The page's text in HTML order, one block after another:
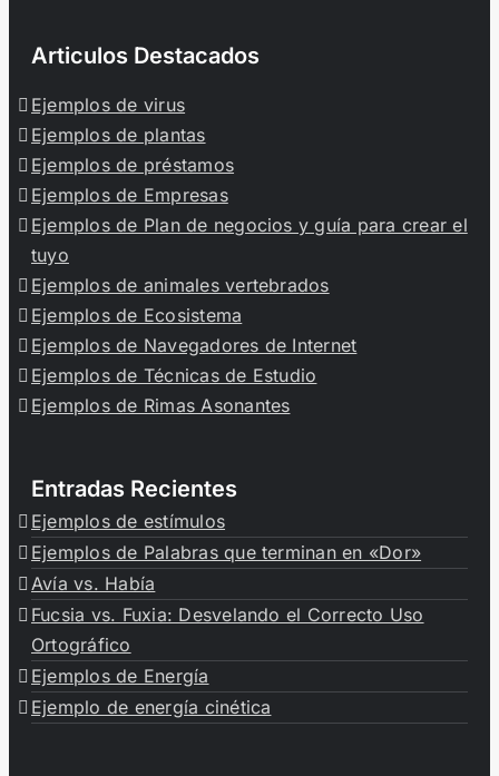
Articulos Destacados
Ejemplos de virus
Ejemplos de plantas
Ejemplos de préstamos
Ejemplos de Empresas
Ejemplos de Plan de negocios y guía para crear el
tuyo
Ejemplos de animales vertebrados
Ejemplos de Ecosistema
Ejemplos de Navegadores de Internet
Ejemplos de Técnicas de Estudio
Ejemplos de Rimas Asonantes
Entradas Recientes
Ejemplos de estímulos
Ejemplos de Palabras que terminan en «Dor»
Avía vs. Había
Fucsia vs. Fuxia: Desvelando el Correcto Uso
Ortográfico
Ejemplos de Energía
Ejemplo de energía cinética